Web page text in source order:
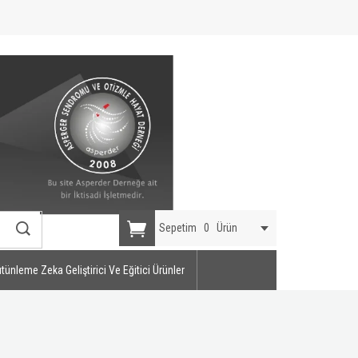
Sepetim 0 Ürün
Zeka Geliştirici Ve Eğitici Ürünler